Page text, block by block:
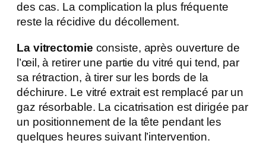
des cas. La complication la plus fréquente
reste la récidive du décollement.
La vitrectomie consiste, après ouverture de
l’œil, à retirer une partie du vitré qui tend, par
sa rétraction, à tirer sur les bords de la
déchirure. Le vitré extrait est remplacé par un
gaz résorbable. La cicatrisation est dirigée par
un positionnement de la tête pendant les
quelques heures suivant l’intervention.